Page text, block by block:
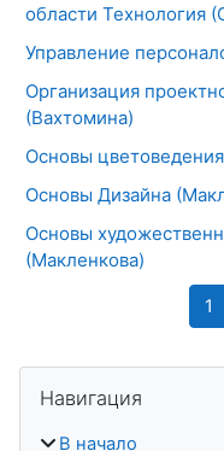
области Технология
Управление
Организация
(Вахтомина)
Основы
Основы Дизайна
Основы
(Макленкова)
1
Блоки
Навигация
В начало